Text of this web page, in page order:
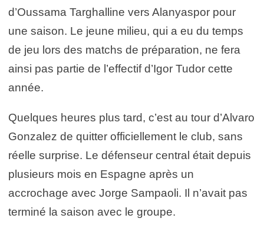
d’Oussama Targhalline vers Alanyaspor pour
une saison. Le jeune milieu, qui a eu du temps
de jeu lors des matchs de préparation, ne fera
ainsi pas partie de l’effectif d’Igor Tudor cette
année.
Quelques heures plus tard, c’est au tour d’Alvaro
Gonzalez de quitter officiellement le club, sans
réelle surprise. Le défenseur central était depuis
plusieurs mois en Espagne après un
accrochage avec Jorge Sampaoli. Il n’avait pas
terminé la saison avec le groupe.